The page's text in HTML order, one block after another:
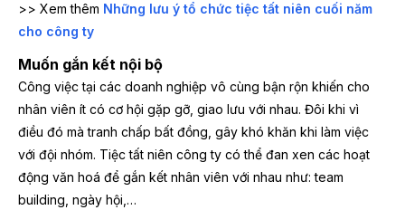
>> Xem thêm Những lưu ý tổ chức tiệc tất niên cuối năm
cho công ty
Muốn gắn kết nội bộ
Công việc tại các doanh nghiệp vô cùng bận rộn khiến cho
nhân viên ít có cơ hội gặp gỡ, giao lưu với nhau. Đôi khi vì
điều đó mà tranh chấp bất đồng, gây khó khăn khi làm việc
với đội nhóm. Tiệc tất niên công ty có thể đan xen các hoạt
động văn hoá để gắn kết nhân viên với nhau như: team
building, ngày hội,…